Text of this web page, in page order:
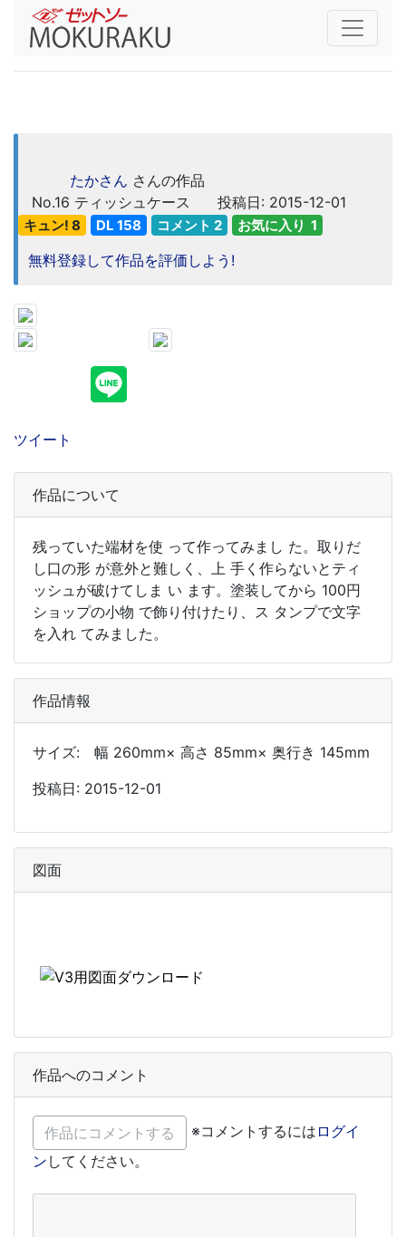
たかさん さんの作品
No.16 ティッシュケース 投稿日: 2015-12-01
キュン! 8 DL 158 コメント 2 お気に入り 1
無料登録して作品を評価しよう!
ツイート
作品について
残っていた端材を使 って作ってみまし た。取りだ
し口の形 が意外と難しく、上 手く作らないとティ
ッシュが破けてしま い ます。塗装してから 100円
ショップの小物 で飾り付けたり、ス タンプで文字
を入れ てみました。
作品情報
サイズ: 幅 260mm× 高さ 85mm× 奥行き 145mm
投稿日: 2015-12-01
図面
作品へのコメント
※コメントするには ログイ
ン してください。